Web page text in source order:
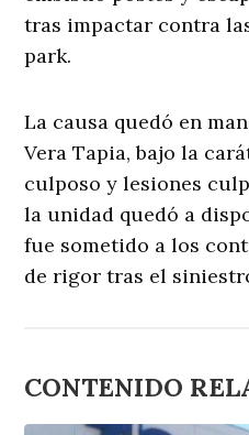
tras impactar contra
park.
La causa quedó en
Vera Tapia, bajo la
culposo y lesiones
la unidad quedó a
fue sometido a los
de rigor tras el
CONTENIDO